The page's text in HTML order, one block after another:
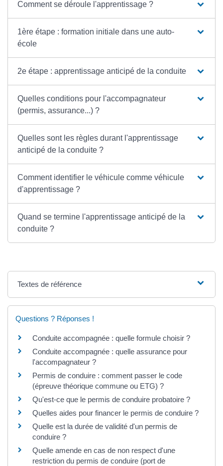
Comment se déroule l'apprentissage ?
1ère étape : formation initiale dans une auto-
école
2e étape : apprentissage anticipé de la conduite
Quelles conditions pour l'accompagnateur
(permis, assurance...) ?
Quelles sont les règles durant l'apprentissage
anticipé de la conduite ?
Comment identifier le véhicule comme véhicule
d'apprentissage ?
Quand se termine l'apprentissage anticipé de la
conduite ?
Textes de référence
Questions ? Réponses !
Conduite accompagnée : quelle formule choisir ?
Conduite accompagnée : quelle assurance pour
l'accompagnateur ?
Permis de conduire : comment passer le code
(épreuve théorique commune ou ETG) ?
Qu'est-ce que le permis de conduire probatoire ?
Quelles aides pour financer le permis de conduire ?
Quelle est la durée de validité d'un permis de
conduire ?
Quelle amende en cas de non respect d'une
restriction du permis de conduire (port de